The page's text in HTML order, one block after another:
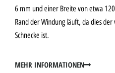
6 mm und einer Breite von etwa
Rand der Windung läuft, da dies
Schnecke ist.
MEHR INFORMATIONEN